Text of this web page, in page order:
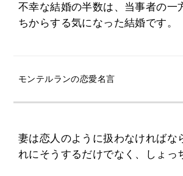
不幸な結婚の半数は、当事者の一
ちからする気になった結婚です。
モンテルランの恋愛名言
妻は恋人のように扱わなければな
れにそうするだけでなく、しょっ